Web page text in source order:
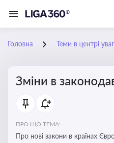
Головна Теми в центрі
Зміни в
ПРО ЩО ТЕМА:
Про нові закони в країнах